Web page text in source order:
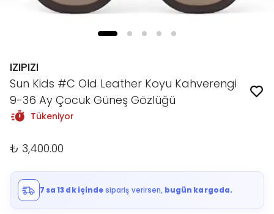
IZIPIZI
Sun Kids #C Old Leather Koyu Kahverengi
9-36 Ay Çocuk Güneş Gözlüğü
Tükeniyor
₺ 3,400.00
7 sa 13 dk içindesipariş verirsen, bugün kargoda.